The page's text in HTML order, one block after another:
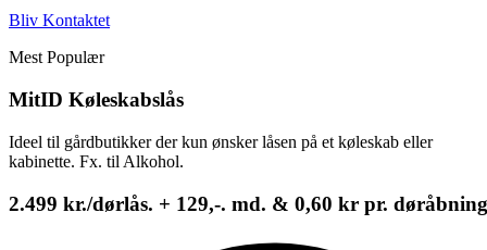
Bliv Kontaktet
Mest Populær
MitID Køleskabslås
Ideel til gårdbutikker der kun ønsker låsen på et køleskab eller
kabinette. Fx. til Alkohol.
2.499 kr./dørlås. + 129,-. md. & 0,60 kr pr. døråbning